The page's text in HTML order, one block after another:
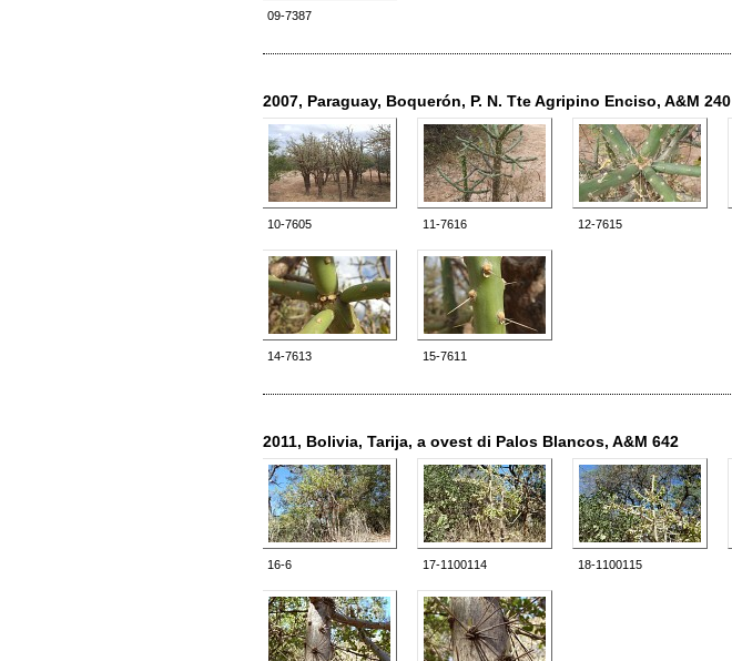
09-7387
2007, Paraguay, Boquerón, P. N. Tte Agripino Enciso, A&M 240
10-7605 11-7616 12-7615
14-7613 15-7611
2011, Bolivia, Tarija, a ovest di Palos Blancos, A&M 642
16-6 17-1100114 18-1100115